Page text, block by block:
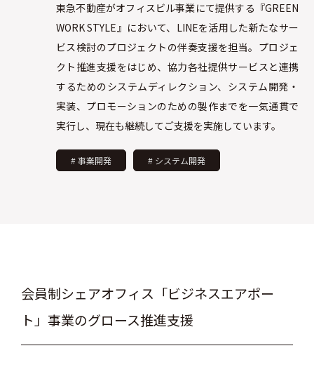
東急不動産がオフィスビル事業にて提供する『GREEN
WORK STYLE』において、LINEを活用した新たなサー
ビス検討のプロジェクトの伴奏支援を担当。プロジェ
クト推進支援をはじめ、協力各社提供サービスと連携
するためのシステムディレクション、システム開発・
実装、プロモーションのための製作までを一気通貫で
実行し、現在も継続してご支援を実施しています。
# 事業開発 # システム開発
会員制シェアオフィス「ビジネスエアポー
ト」事業のグロース推進支援